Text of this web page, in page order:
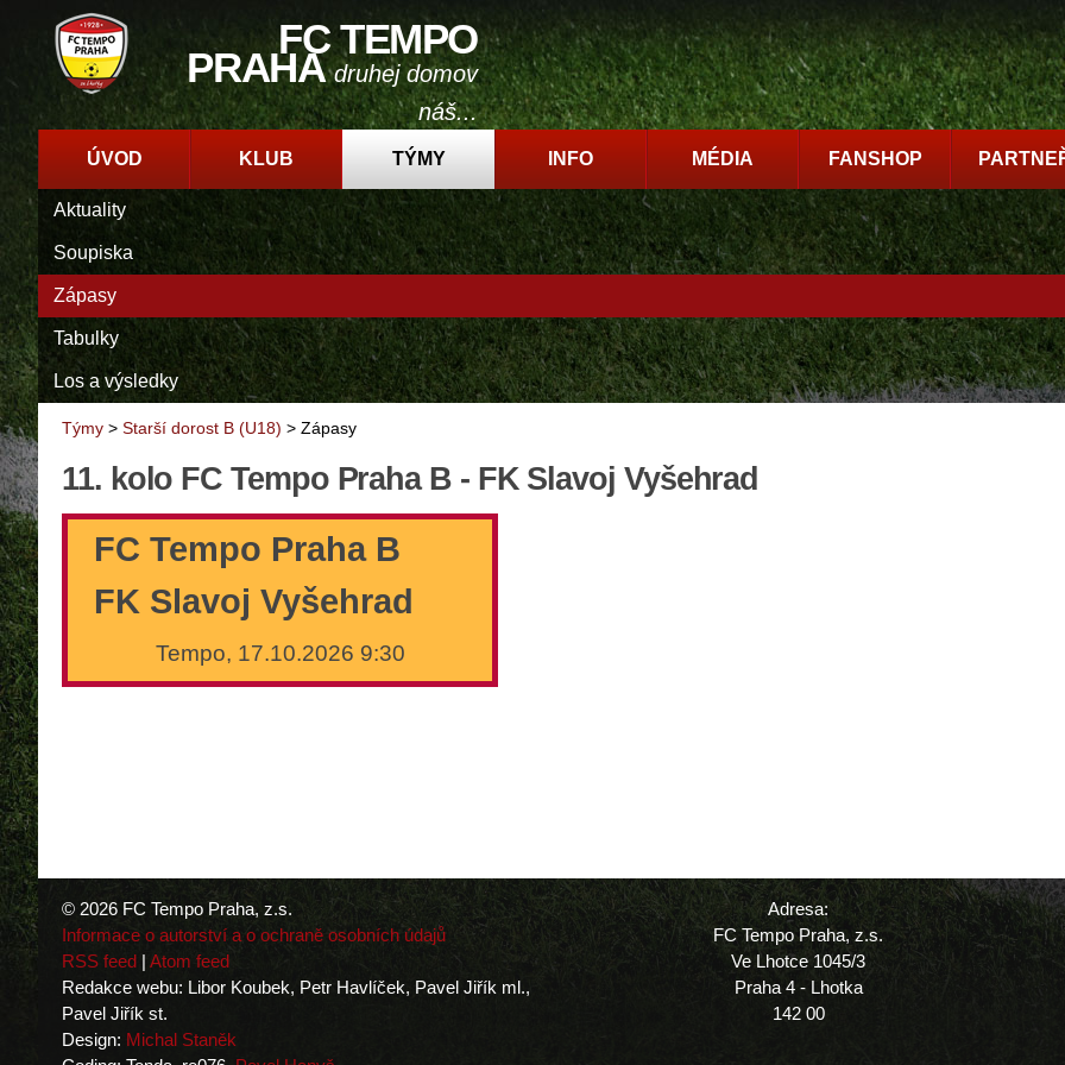
FC TEMPO
PRAHAdruhej domov
náš...
ÚVOD KLUB TÝMY INFO MÉDIA FANSHOP
Aktuality
Soupiska
Zápasy
Tabulky
Los a výsledky
Týmy > Starší dorost B (U18) > Zápasy
11. kolo FC Tempo Praha B - FK Slavoj Vyšehrad
FC Tempo Praha B
FK Slavoj Vyšehrad
Tempo, 17.10.2026 9:30
© 2026 FC Tempo Praha, z.s.
Informace o autorství a o ochraně osobních údajů
RSS feed | Atom feed
Redakce webu: Libor Koubek, Petr Havlíček, Pavel Jiřík ml.,
Pavel Jiřík st.
Design: Michal Staněk
Adresa:
FC Tempo Praha, z.s.
Ve Lhotce 1045/3
Praha 4 - Lhotka
142 00